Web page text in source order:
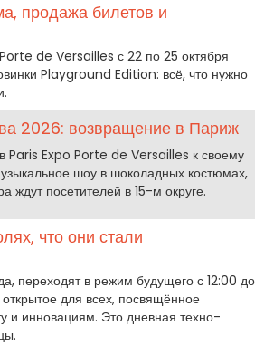
продажа билетов и
de Versailles с 22 по 25 октября
Playground Edition: всё, что нужно
2026: возвращение в Париж
Paris Expo Porte de Versailles к своему
шоу в шоколадных костюмах,
посетителей в 15-м округе.
что они стали
переходят в режим будущего с 12:00 до
для всех, посвящённое
и инновациям. Это дневная техно-